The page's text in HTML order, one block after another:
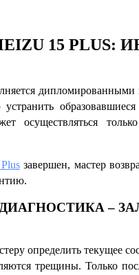
15 PLUS:
дипломированными
осуществляться
завершен, мастер
–
определить текущее
трещины. Только